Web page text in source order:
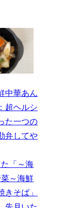
中華あん
超ヘルシ
た一つの
弁してや
「～海
～海鮮
きそば」